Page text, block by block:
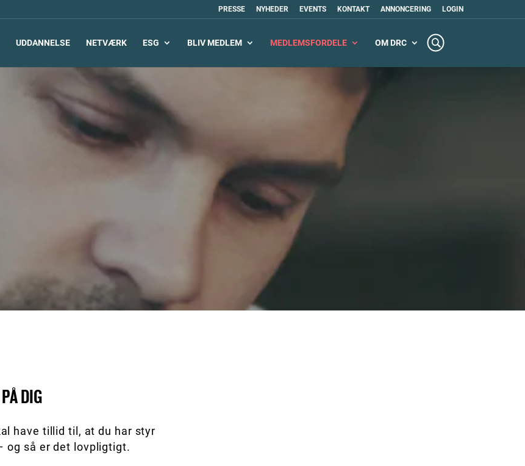
PRESSE NYHEDER EVENTS KONTAKT ANNONCERING LOGIN
UDDANNELSE NETVÆRK ESG BLIV MEDLEM MEDLEMSFORDELE OM DRC
DIG
have tillid til, at du har styr
og så er det lovpligtigt.